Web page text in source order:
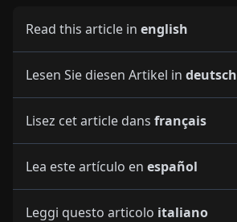
Read this article in english
Lesen Sie diesen Artikel in deutsch
Lisez cet article dans français
Lea este artículo en español
Leggi questo articolo italiano